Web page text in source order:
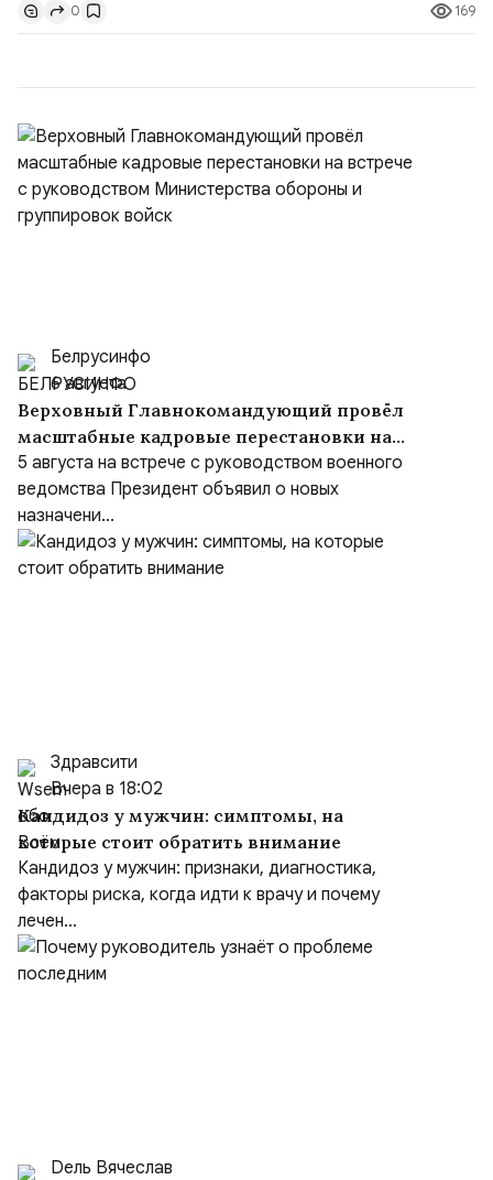
контролировали пролив на паритетных началах —
50/50. Стало: Новое соглашение закрепляет за
0 169
Белрусинфо
6 августа
Верховный Главнокомандующий провёл
масштабные кадровые перестановки на
встрече с руководством Министерства
обороны и группировок войск
5 августа на встрече с руководством военного
ведомства Президент объявил о новых
назначени...
Здравсити
Вчера в 18:02
Кандидоз у мужчин: симптомы, на
которые стоит обратить внимание
Кандидоз у мужчин: признаки, диагностика,
факторы риска, когда идти к врачу и почему
лечен...
Dель Вячеслав